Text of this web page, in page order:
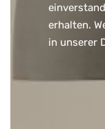
erhalten.
in unserer